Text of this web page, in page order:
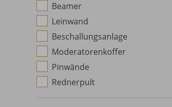
Beamer
Leinwand
Beschallungsanlage
Moderatorenkoffer
Pinwände
Rednerpult